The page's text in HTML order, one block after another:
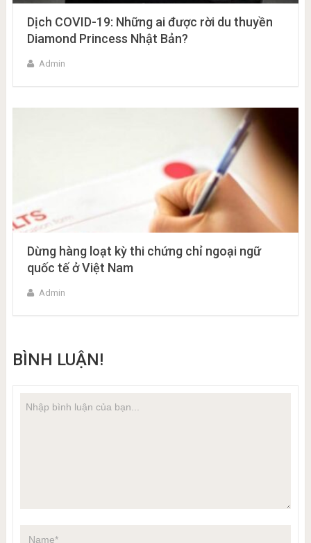
Dịch COVID-19: Những ai được rời du thuyền
Diamond Princess Nhật Bản?
Admin
Dừng hàng loạt kỳ thi chứng chỉ ngoại ngữ
quốc tế ở Việt Nam
Admin
BÌNH LUẬN!